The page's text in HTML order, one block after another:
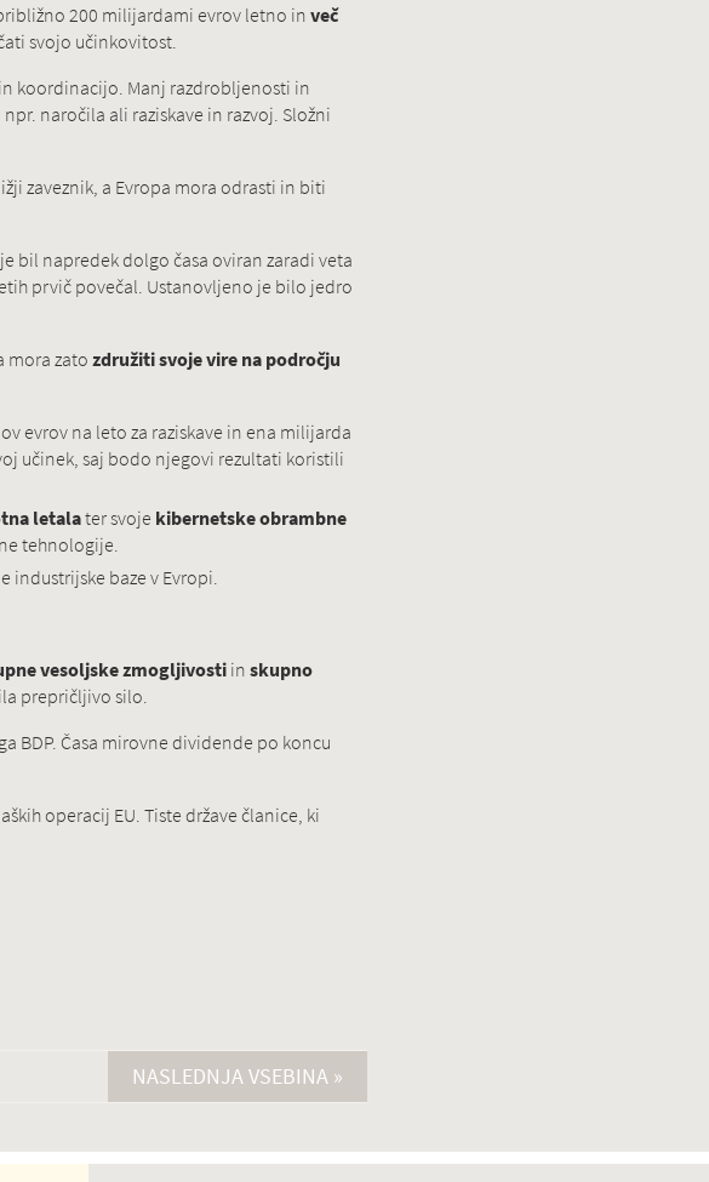
200 milijardami evrov letno inveč
svojo učinkovitost.
koordinacijo. Manj razdrobljenosti in
naročila ali raziskave in razvoj. Složni
zaveznik, a Evropa mora odrasti in biti
bil napredek dolgo časa oviran zaradi veta
prvič povečal. Ustanovljeno je bilo jedro
mora zatozdružiti svoje vire na področju
evrov na leto za raziskave in ena milijarda
učinek, saj bodo njegovi rezultati koristili
letalater svoje kibernetske obrambne
tehnologije.
industrijske baze v Evropi.
vesoljske zmogljivostiinskupno
prepričljivo silo.
BDP. Časa mirovne dividende po koncu
operacij EU. Tiste države članice, ki
NASLEDNJA VSEBINA »